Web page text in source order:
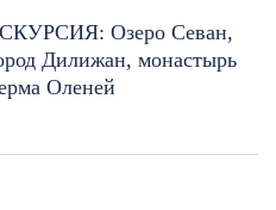
Озеро Севан,
Дилижан, монастырь
Оленей